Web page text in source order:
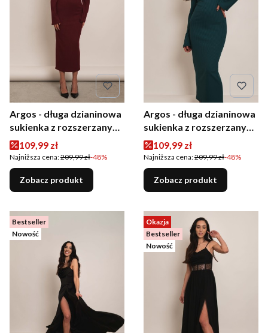
Argos - długa dzianinowa
sukienka z rozszerzanymi
rękawami bordowa
Cena promocyjna
109,99 zł
Najniższa cena:209,99 zł-48%
Zobacz produkt
Argos - długa dzianinowa
sukienka z rozszerzanymi
rękawami butelkowa
zieleń
Cena promocyjna
109,99 zł
Najniższa cena:209,99 zł-48%
Zobacz produkt
Bestseller
Nowość
Okazja
Bestseller
Nowość